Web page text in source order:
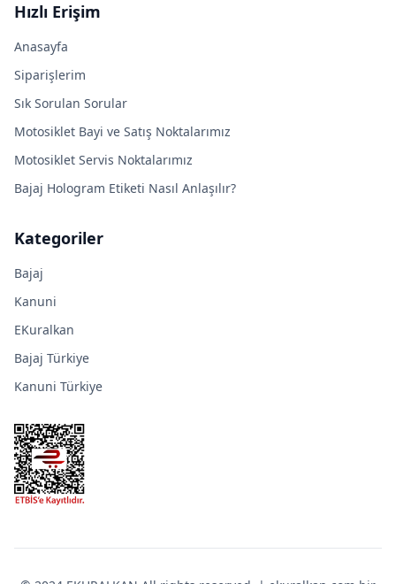
Hızlı Erişim
Anasayfa
Siparişlerim
Sık Sorulan Sorular
Motosiklet Bayi ve Satış Noktalarımız
Motosiklet Servis Noktalarımız
Bajaj Hologram Etiketi Nasıl Anlaşılır?
Kategoriler
Bajaj
Kanuni
EKuralkan
Bajaj Türkiye
Kanuni Türkiye